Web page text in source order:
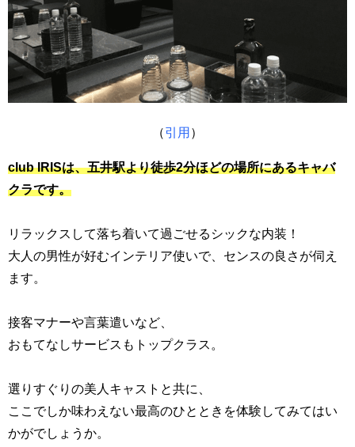
（引用 ）
club IRISは、五井駅より徒歩2分ほどの場所にあるキャバ
クラです。
リラックスして落ち着いて過ごせるシックな内装！
大人の男性が好むインテリア使いで、センスの良さが伺え
ます。
接客マナーや言葉遣いなど、
おもてなしサービスもトップクラス。
選りすぐりの美人キャストと共に、
ここでしか味わえない最高のひとときを体験してみてはい
かがでしょうか。